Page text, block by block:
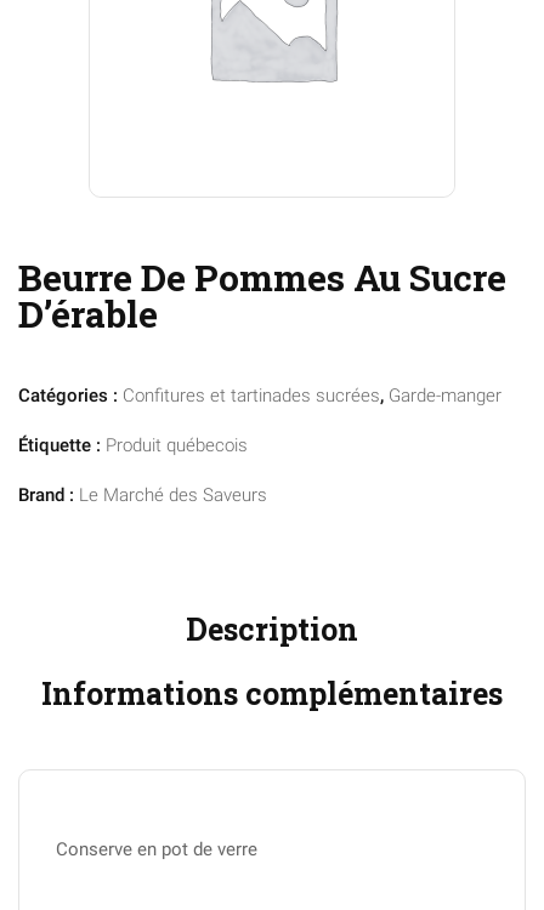
Beurre De Pommes Au Sucre
D’érable
Catégories : Confitures et tartinades sucrées, Garde-manger
Étiquette : Produit québecois
Brand : Le Marché des Saveurs
Description
Informations complémentaires
Conserve en pot de verre